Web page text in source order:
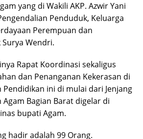
yang di Wakili AKP. Azwir Yani
Penduduk, Keluarga
Perempuan dan
Wendri.
Rapat Koordinasi sekaligus
dan Penanganan Kekerasan di
Pendidikan ini di mulai dari Jenjang
Agam Bagian Barat digelar di
bupati Agam.
hadir adalah 99 Orang.